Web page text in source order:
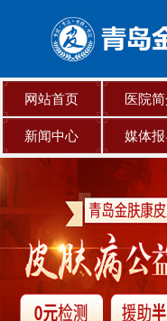
网站首页 医院
新闻中心 媒体